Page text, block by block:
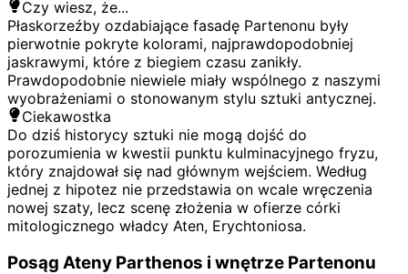
Czy wiesz, że...
Płaskorzeźby ozdabiające fasadę Partenonu były
pierwotnie pokryte kolorami, najprawdopodobniej
jaskrawymi, które z biegiem czasu zanikły.
Prawdopodobnie niewiele miały wspólnego z naszymi
wyobrażeniami o stonowanym stylu sztuki antycznej.
Ciekawostka
Do dziś historycy sztuki nie mogą dojść do
porozumienia w kwestii punktu kulminacyjnego fryzu,
który znajdował się nad głównym wejściem. Według
jednej z hipotez nie przedstawia on wcale wręczenia
nowej szaty, lecz scenę złożenia w ofierze córki
mitologicznego władcy Aten, Erychtoniosa.
Posąg Ateny Parthenos i wnętrze Partenonu